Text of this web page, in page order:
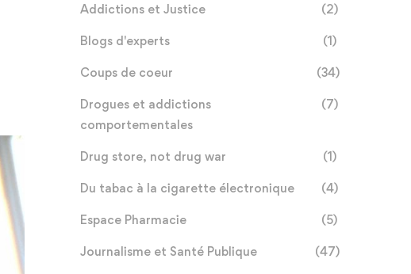
Addictions et Justice (2)
Blogs d'experts (1)
Coups de coeur (34)
Drogues et addictions
comportementales
(7)
Drug store, not drug war (1)
Du tabac à la cigarette électronique (4)
Espace Pharmacie (5)
Journalisme et Santé Publique (47)